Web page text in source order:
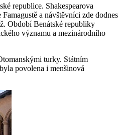
republice. Shakespearova
a návštěvníci zde dodnes
Období Benátské republiky
významu a mezinárodního
turky. Státním
povolena i menšinová